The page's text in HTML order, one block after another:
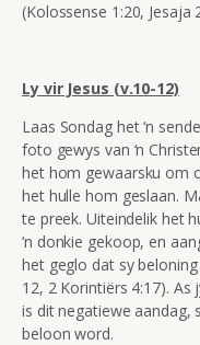
(Kolossense 1:20, Jesaja
Ly vir Jesus (v.10-12)
Laas Sondag het ‘n
foto gewys van ‘n
het hom gewaarsku om
het hulle hom geslaan.
te preek. Uiteindelik het
‘n donkie gekoop, en
het geglo dat sy
12, 2 Korintiërs 4:17). As
is dit negatiewe aandag,
beloon word.